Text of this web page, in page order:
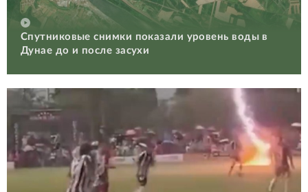
Спутниковые снимки показали уровень воды в
Дунае до и после засухи